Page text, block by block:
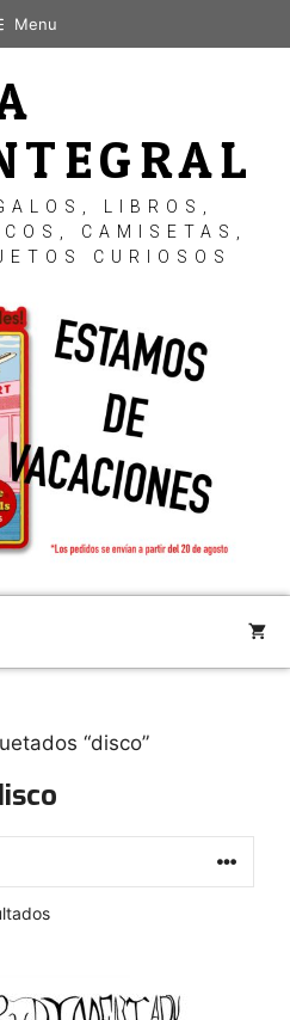
Menu
LIBROS,
CAMISETAS,
CURIOSOS
“disco”
Ordenado